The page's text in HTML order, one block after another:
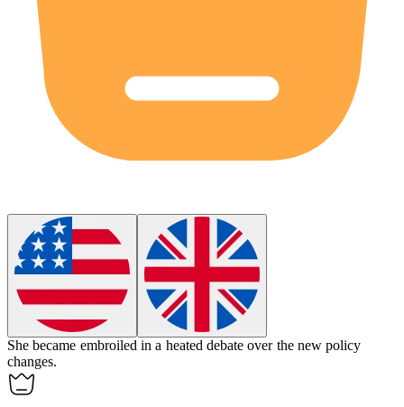
She became embroiled in a heated debate over the new policy
changes.